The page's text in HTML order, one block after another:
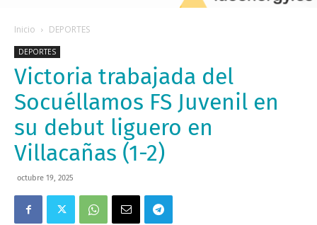
Inicio DEPORTES
DEPORTES
Victoria trabajada del
Socuéllamos FS Juvenil en
su debut liguero en
Villacañas (1-2)
octubre 19, 2025